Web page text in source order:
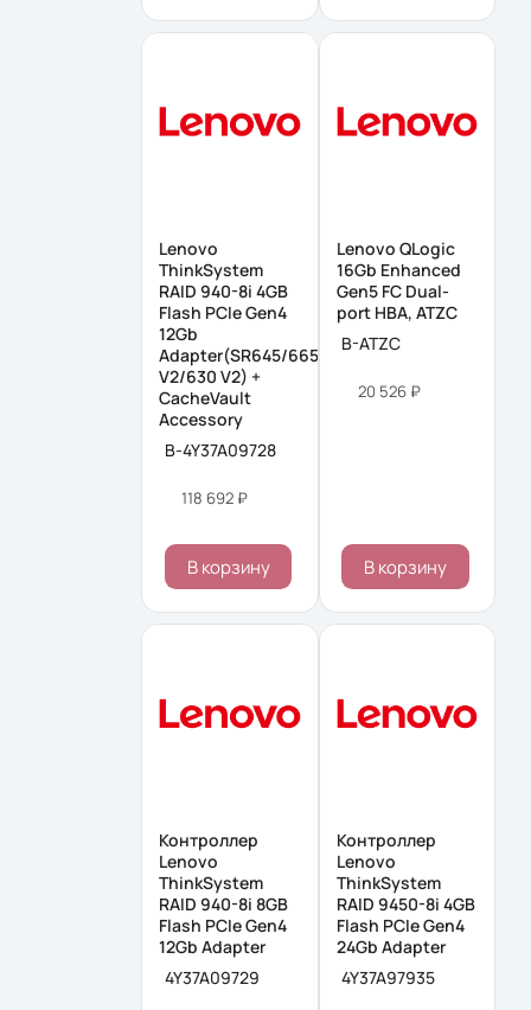
Lenovo
ThinkSystem
RAID 940-8i 4GB
Flash PCIe Gen4
12Gb
Adapter(SR645/665/650
V2/630 V2) +
CacheVault
Accessory
B-4Y37A09728
118 692 ₽
В корзину
Lenovo QLogic
16Gb Enhanced
Gen5 FC Dual-
port HBA, ATZC
B-ATZC
20 526 ₽
В корзину
Контроллер
Lenovo
ThinkSystem
RAID 940-8i 8GB
Flash PCIe Gen4
12Gb Adapter
4Y37A09729
Контроллер
Lenovo
ThinkSystem
RAID 9450-8i 4GB
Flash PCIe Gen4
24Gb Adapter
4Y37A97935